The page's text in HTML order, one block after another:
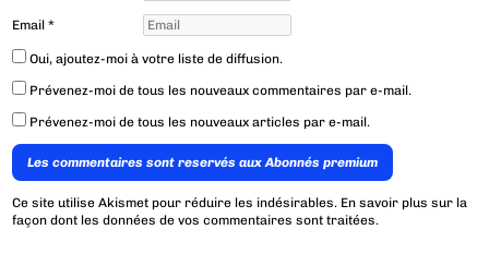
Email*
Oui, ajoutez-moi à votre liste de diffusion.
Prévenez-moi de tous les nouveaux commentaires par e-mail.
Prévenez-moi de tous les nouveaux articles par e-mail.
Les commentaires sont reservés aux Abonnés premium
Ce site utilise Akismet pour réduire les indésirables. En savoir plus sur la
façon dont les données de vos commentaires sont traitées.